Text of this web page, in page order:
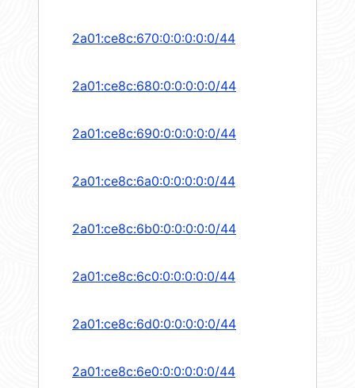
2a01:ce8c:670:0:0:0:0:0/44
2a01:ce8c:680:0:0:0:0:0/44
2a01:ce8c:690:0:0:0:0:0/44
2a01:ce8c:6a0:0:0:0:0:0/44
2a01:ce8c:6b0:0:0:0:0:0/44
2a01:ce8c:6c0:0:0:0:0:0/44
2a01:ce8c:6d0:0:0:0:0:0/44
2a01:ce8c:6e0:0:0:0:0:0/44